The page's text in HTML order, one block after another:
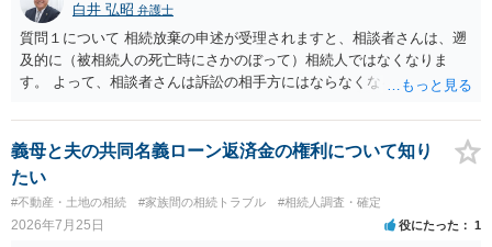
白井 弘昭 弁護士
質問１について 相続放棄の申述が受理されますと、相談者さんは、遡
及的に（被相続人の死亡時にさかのぼって）相続人ではなくなりま
す。 よって、相談者さんは訴訟の相手方にはならなくなるので（明け
理証明を家庭裁判所で取得し、コピーを答弁書に添えて裁判所に提出
してください。 質問２について 請求棄却を求める答弁書を提出すれ
ば、第１回期日は出席する必要がありません。その日は差支え（用事
があり出席できない）との記載で十分です。 質問３について 弁護士で
はないので、ｍｉｎｔｓでの提出の必要は無いと思います。郵送（期
限までに届けばよい）で十分です。 詳細は、書面記載の裁判所書記官
義母と夫の共同名義ローン返済金の権利について知り
たい
#不動産・土地の相続 #家族間の相続トラブル #相続人調査・確定
2026年7月25日 役にたった 1